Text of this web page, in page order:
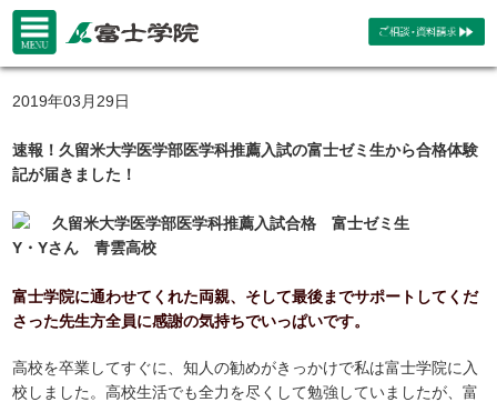
2019年03月29日
速報！久留米大学医学部医学科推薦入試の富士ゼミ生から合格体験
記が届きました！
久留米大学医学部医学科推薦入試合格 富士ゼミ生
Y・Yさん 青雲高校
富士学院に通わせてくれた両親、そして最後までサポートしてくだ
さった先生方全員に感謝の気持ちでいっぱいです。
高校を卒業してすぐに、知人の勧めがきっかけで私は富士学院に入
校しました。高校生活でも全力を尽くして勉強していましたが、富